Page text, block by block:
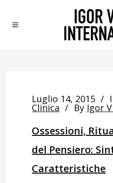
Luglio 14, 2015
Clinica By Igor
Ossessioni,
del Pensiero:
Caratteristiche